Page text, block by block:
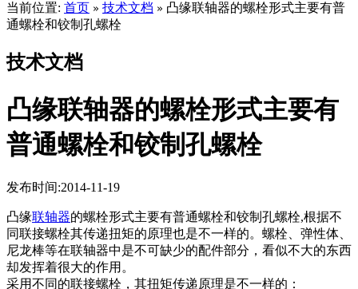
当前位置: 首页 » 技术文档 » 凸缘联轴器的螺栓形式主要有普
通螺栓和铰制孔螺栓
技术文档
凸缘联轴器的螺栓形式主要有
普通螺栓和铰制孔螺栓
发布时间:2014-11-19
凸缘联轴器的螺栓形式主要有普通螺栓和铰制孔螺栓,根据不
同联接螺栓其传递扭矩的原理也是不一样的。螺栓、弹性体、
尼龙棒等在联轴器中是不可缺少的配件部分，看似不大的东西
却发挥着很大的作用。
采用不同的联接螺栓，其扭矩传递原理是不一样的：